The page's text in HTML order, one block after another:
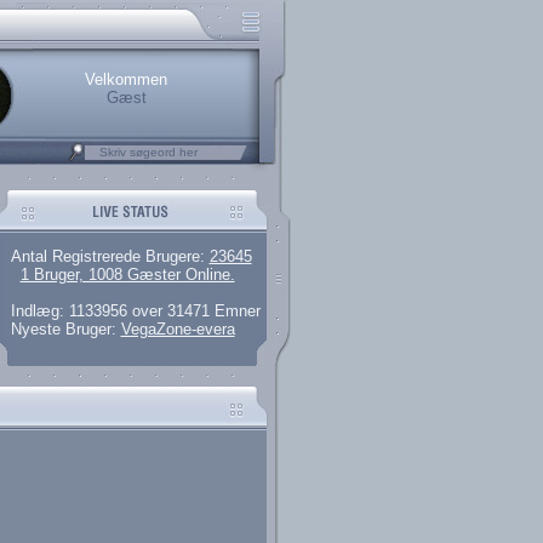
brugere
artikler og 135 guides
her.
Velkommen
Gæst
Antal Registrerede Brugere: 23645
1 Bruger, 1008 Gæster Online.
Indlæg: 1133956 over 31471 Emner
Nyeste Bruger: VegaZone-evera